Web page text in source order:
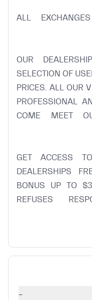
ALL
OUR
SELECTION OF
PRICES. ALL OUR
PROFESSIONAL
COME MEET
GET ACCESS
DEALERSHIPS
BONUS UP TO
REFUSES
-